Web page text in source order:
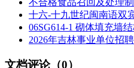
十六-十九世纪闽南语双
06SG614-1 砌体填充墙
2026年吉林事业单位招
文档评论（0）